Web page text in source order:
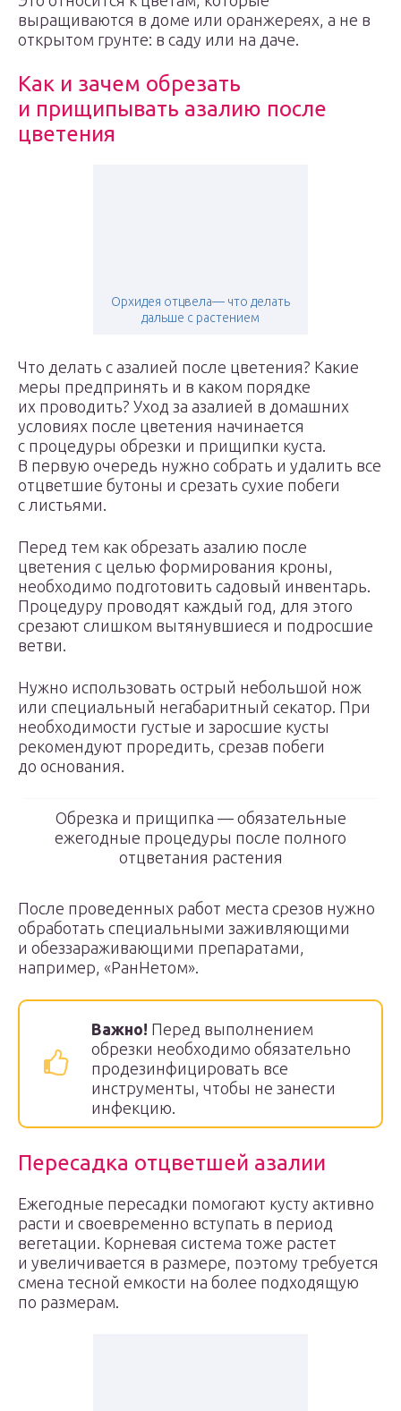
выращиваются в доме или оранжереях, а не в
открытом грунте: в саду или на даче.
Как и зачем обрезать
и прищипывать азалию после
цветения
Орхидея отцвела— что делать
дальше с растением
Что делать с азалией после цветения? Какие
меры предпринять и в каком порядке
их проводить? Уход за азалией в домашних
условиях после цветения начинается
с процедуры обрезки и прищипки куста.
В первую очередь нужно собрать и удалить все
отцветшие бутоны и срезать сухие побеги
с листьями.
Перед тем как обрезать азалию после
цветения с целью формирования кроны,
необходимо подготовить садовый инвентарь.
Процедуру проводят каждый год, для этого
срезают слишком вытянувшиеся и подросшие
ветви.
Нужно использовать острый небольшой нож
или специальный негабаритный секатор. При
необходимости густые и заросшие кусты
рекомендуют проредить, срезав побеги
до основания.
Обрезка и прищипка — обязательные
ежегодные процедуры после полного
отцветания растения
После проведенных работ места срезов нужно
обработать специальными заживляющими
и обеззараживающими препаратами,
например, «РанНетом».
Важно! Перед выполнением
обрезки необходимо обязательно
продезинфицировать все
инструменты, чтобы не занести
инфекцию.
Пересадка отцветшей азалии
Ежегодные пересадки помогают кусту активно
расти и своевременно вступать в период
вегетации. Корневая система тоже растет
и увеличивается в размере, поэтому требуется
смена тесной емкости на более подходящую
по размерам.